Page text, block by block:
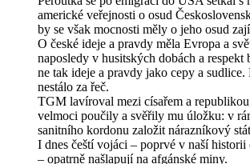
americké veřejnosti o osud
by se však mocnosti měly o jeho osud
O české ideje a pravdy měla Evropa a
naposledy v husitských dobách a respekt
ne tak ideje a pravdy jako cepy a sudlice.
nestálo za řeč.
TGM lavíroval mezi císařem a
velmoci poučily a svěřily mu úložku: v
sanitního kordonu založit nárazníkový
I dnes čeští vojáci – poprvé v naší historii
– opatrně našlapují na afgánské miny.